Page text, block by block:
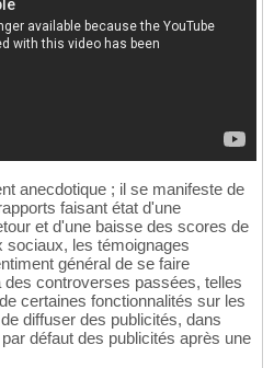
anecdotique ; il se manifeste de
faisant état d'une
et d'une baisse des scores de
les témoignages
général de se faire
controverses passées, telles
certaines fonctionnalités sur les
diffuser des publicités, dans
défaut des publicités après une